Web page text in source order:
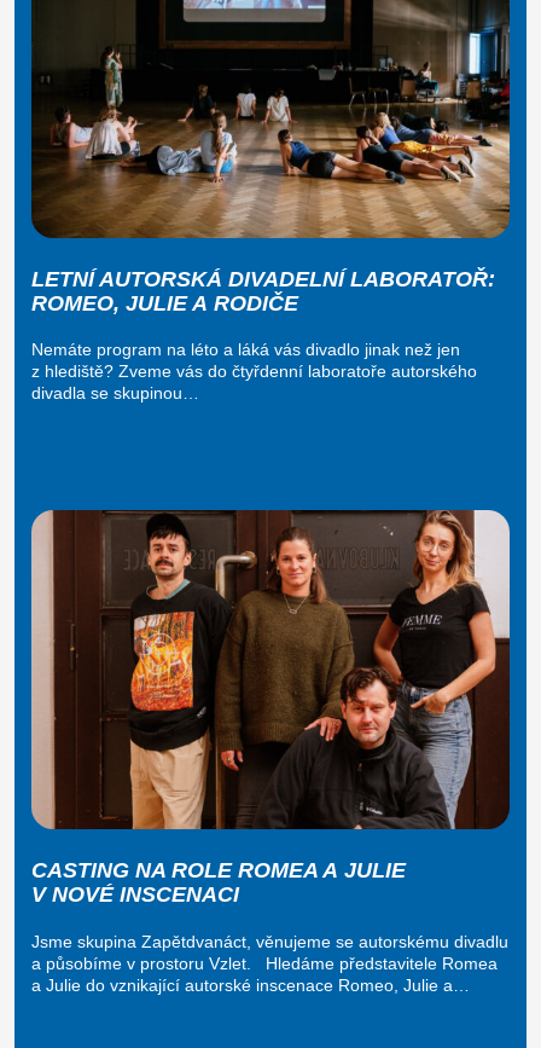
LETNÍ AUTORSKÁ DIVADELNÍ LABORATOŘ:
ROMEO, JULIE A RODIČE
Nemáte program na léto a láká vás divadlo jinak než jen
z hlediště? Zveme vás do čtyřdenní laboratoře autorského
divadla se skupinou…
CASTING NA ROLE ROMEA A JULIE
V NOVÉ INSCENACI
Jsme skupina Zapětdvanáct, věnujeme se autorskému divadlu
a působíme v prostoru Vzlet. Hledáme představitele Romea
a Julie do vznikající autorské inscenace Romeo, Julie a…